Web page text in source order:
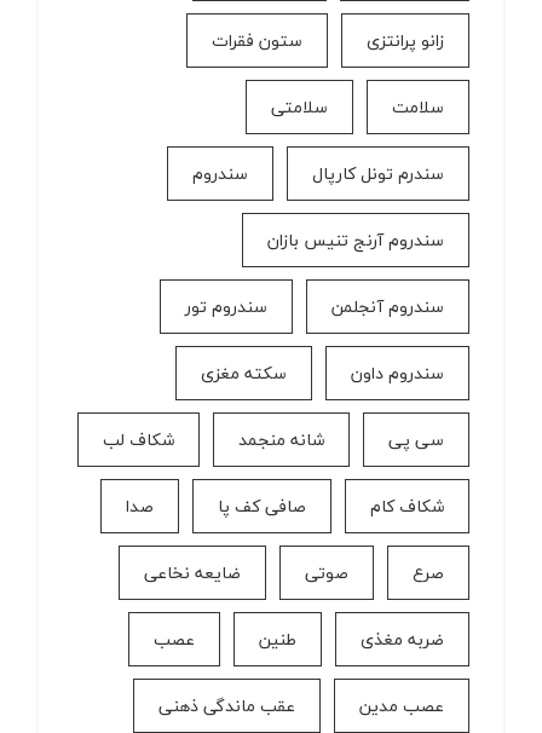
زانو پرانتزی ستون فقرات
سلامت سلامتی
سندرم تونل کارپال سندروم
سندروم آرنج تنیس بازان
سندروم آنجلمن سندروم تور
سندروم داون سکته مغزی
سی پی شانه منجمد شکاف لب
شکاف کام صافی کف پا صدا
صرع صوتی ضایعه نخاعی
ضربه مغذی طنین عصب
عصب مدین عقب ماندگی ذهنی